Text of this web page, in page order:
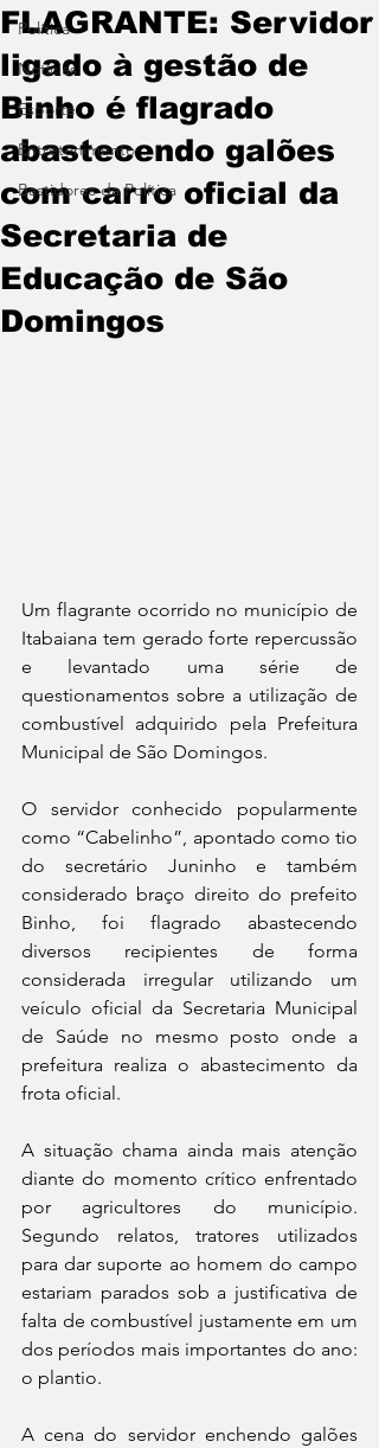
Política
Notícias
Esporte
Entretenimento
Bastidores da Política
FLAGRANTE: Servidor
ligado à gestão de
Binho é flagrado
abastecendo galões
com carro oficial da
Secretaria de
Educação de São
Domingos
Um flagrante ocorrido no município de
Itabaiana tem gerado forte repercussão
e levantado uma série de
questionamentos sobre a utilização de
combustível adquirido pela Prefeitura
Municipal de São Domingos.
O servidor conhecido popularmente
como “Cabelinho”, apontado como tio
do secretário Juninho e também
considerado braço direito do prefeito
Binho, foi flagrado abastecendo
diversos recipientes de forma
considerada irregular utilizando um
veículo oficial da Secretaria Municipal
de Saúde no mesmo posto onde a
prefeitura realiza o abastecimento da
frota oficial.
A situação chama ainda mais atenção
diante do momento crítico enfrentado
por agricultores do município.
Segundo relatos, tratores utilizados
para dar suporte ao homem do campo
estariam parados sob a justificativa de
falta de combustível justamente em um
dos períodos mais importantes do ano:
o plantio.
A cena do servidor enchendo galões